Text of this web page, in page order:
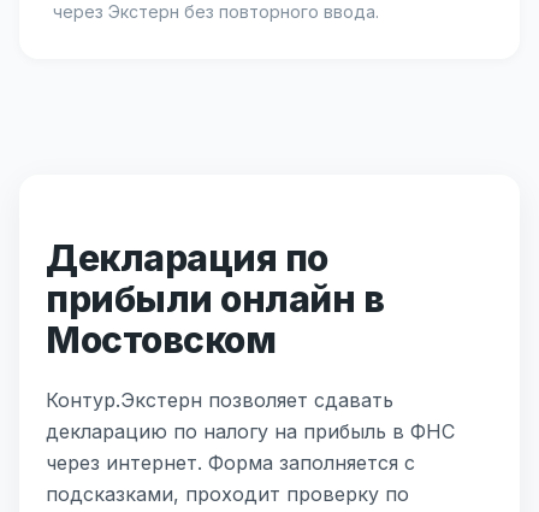
через Экстерн без повторного ввода.
Декларация по
прибыли онлайн в
Мостовском
Контур.Экстерн позволяет сдавать
декларацию по налогу на прибыль в ФНС
через интернет. Форма заполняется с
подсказками, проходит проверку по